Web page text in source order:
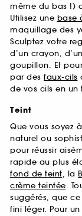
même du bas !)
Utilisez une base
maquillage des
Sculptez votre
d’un crayon,
goupillon. Et
par des faux-cils
de vos cils en un
Teint
Que vous soyez
naturel ou
pour réussir
rapide au plus
fond de teint, la
crème teintée.
suggérés, que
fini léger. Pour